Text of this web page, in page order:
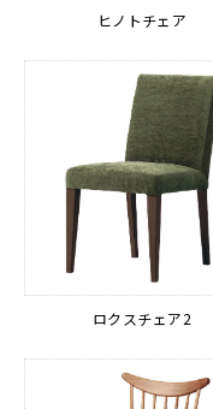
ヒノトチェア
ロクスチェア2